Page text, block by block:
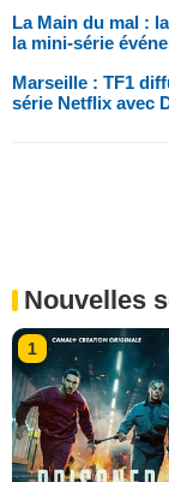
La Main du mal :
la mini-série
Marseille : TF1
série Netflix avec
Nouvelles
1